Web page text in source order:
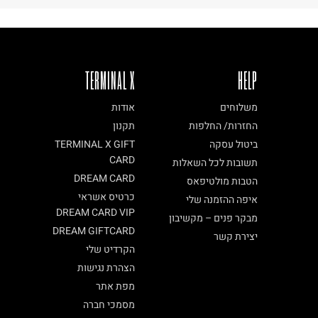
TERMINAL X
אודות
תקנון
TERMINAL X GIFT
CARD
DREAM CARD
כרטיס אשראי
DREAM CARD VIP
DREAM GIFTCARD
הקרדיט שלי
הצהרת נגישות
מפת אתר
מסמכי חברה
HELP
משלוחים
החזרות/ החלפות
ביטול עסקה
תשובות לכל השאלות
הטבות מולטיפאס
איפה ההזמנה שלי
מבקר פנים – מקשיבון
יצירת קשר